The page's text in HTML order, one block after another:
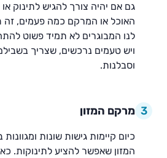
גם אם יהיה צורך להגיש לתינוק
האוכל או המרקם כמה פעמים, זה
לנו המבוגרים לא תמיד פשוט
ויש טעמים נרכשים, שצריך
וסבלנות.
3 מרקם המזון
כיום קיימות גישות שונות
המזון שאפשר להציע לתינוקות.